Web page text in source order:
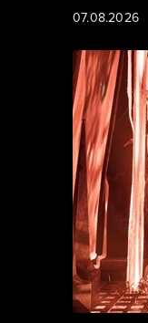
07.08.2026